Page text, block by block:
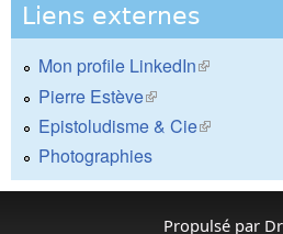
Liens externes
Mon profile LinkedIn(le lien est
Pierre Estève(le lien est externe)
Epistoludisme & Cie(le lien est
Photographies
Propulsé par